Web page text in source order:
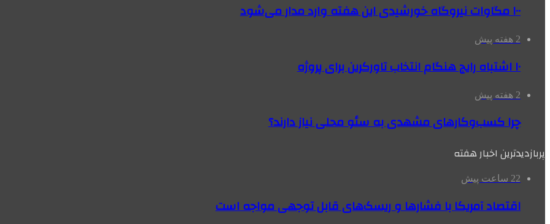
۱۰۰ مگاوات نیروگاه‌ خورشیدی این هفته وارد مدار می‌شود
2 هفته پیش
۱۰ اشتباه رایج هنگام انتخاب تاورکرین برای پروژه
2 هفته پیش
چرا کسب‌وکارهای مشهدی به سئو محلی نیاز دارند؟
پربازدیدترین اخبار هفته
22 ساعت پیش
اقتصاد آمریکا با فشارها و ریسک‌های قابل توجهی مواجه است